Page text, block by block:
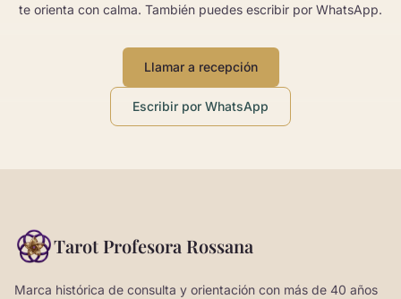
te orienta con calma. También puedes escribir por WhatsApp.
Llamar a recepción
Escribir por WhatsApp
Tarot Profesora Rossana
Marca histórica de consulta y orientación con más de 40 años